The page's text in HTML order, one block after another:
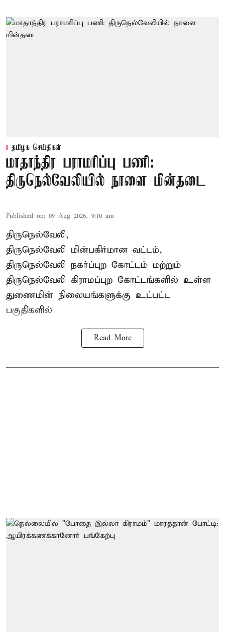
தமிழக செய்திகள்
மாதாந்திர பராமரிப்பு பணி:
திருநெல்வேலியில் நாளை மின்தடை
Published on: 09 Aug 2026, 9:10 am
திருநெல்வேலி,
திருநெல்வேலி மின்பகிர்மான வட்டம்,
திருநெல்வேலி நகர்ப்புற கோட்டம் மற்றும்
திருநெல்வேலி கிராமப்புற கோட்டங்களில் உள்ள
துணைமின் நிலையங்களுக்கு உட்பட்ட
பகுதிகளில்
Read More